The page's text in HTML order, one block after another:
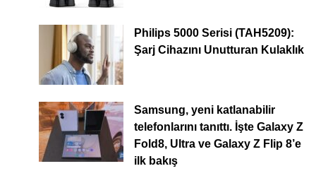
Philips 5000 Serisi (TAH5209):
Şarj Cihazını Unutturan Kulaklık
Samsung, yeni katlanabilir
telefonlarını tanıttı. İşte Galaxy Z
Fold8, Ultra ve Galaxy Z Flip 8’e
ilk bakış